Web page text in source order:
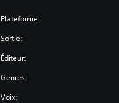
Plateforme:
Sortie:
Éditeur:
Genres:
Voix: